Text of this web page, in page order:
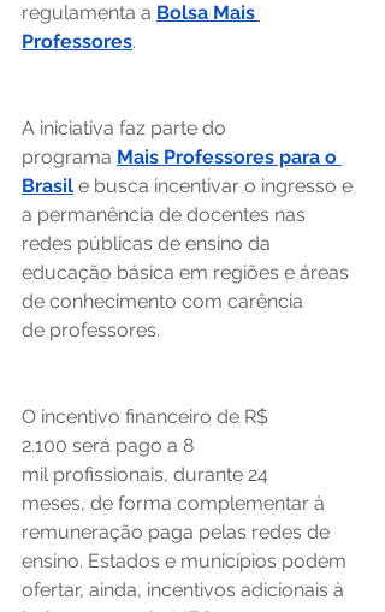
regulamenta a Bolsa Mais
Professores.
A iniciativa faz parte do
programa Mais Professores para o
Brasil e busca incentivar o ingresso e
a permanência de docentes nas
redes públicas de ensino da
educação básica em regiões e áreas
de conhecimento com carência
de professores.
O incentivo financeiro de R$
2.100 será pago a 8
mil profissionais, durante 24
meses, de forma complementar à
remuneração paga pelas redes de
ensino. Estados e municípios podem
ofertar, ainda, incentivos adicionais à